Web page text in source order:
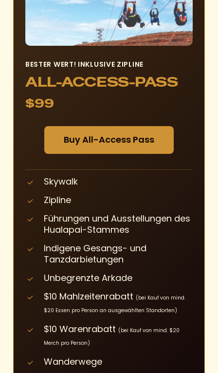
BESTER WERT! INKLUSIVE ZIPLINE
ALL-ACCESS-PASS
$99
BuyAll-Access Pass
Skywalk
Zipline
Führungen und Ausstellungen des
Hualapai-Stammes
Indigene Gesangs- und
Tanzdarbietungen
Unbegrenzte Arkade
$10 Mahlzeitenrabatt (bei Kauf von mind.
$20 Essen pro Person an ausgewählten Standorten)
$10 Warenrabatt (bei Kauf von mind. $20
Merch pro Person)
Wanderwege